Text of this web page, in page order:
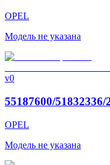
OPEL
Модель не указана
v0
55187600/
OPEL
Модель не указана